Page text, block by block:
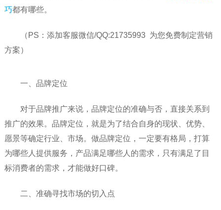
巧都有哪些。
（PS：添加客服微信/QQ:21735993 为您免费制定营销
方案）
一、品牌定位
对于品牌推广来说，品牌定位的准确与否，直接关系到
推广的效果。品牌定位，就是为了结合自身的现状、优势、
愿景等确定行业、市场。做品牌定位，一定要有格局，打算
为哪些人提供服务，产品满足哪些人的需求，只有满足了目
标消费者的需求，才能做好口碑。
二、准确寻找市场的切入点